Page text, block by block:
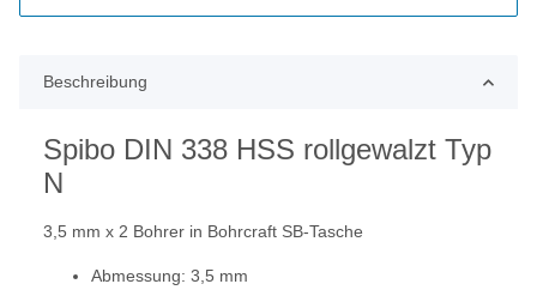
Beschreibung
Spibo DIN 338 HSS rollgewalzt Typ
N
3,5 mm x 2 Bohrer in Bohrcraft SB-Tasche
Abmessung: 3,5 mm